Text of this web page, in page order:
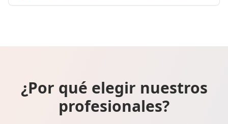
¿Por qué elegir nuestros
profesionales?